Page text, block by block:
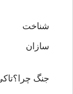
شناخت
سازان
جنگ